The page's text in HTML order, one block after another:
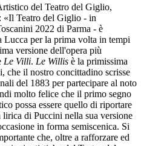
del Teatro del Giglio,
: «Il Teatro del Giglio - in
2022 di Parma - è
Lucca per la prima volta in tempi
versione dell'opera più
Le Villi. Le Willis è la primissima
che il nostro concittadino scrisse
del 1883 per partecipare al noto
molto felice che il primo segno
possa essere quello di riportare
di Puccini nella sua versione
in forma semiscenica. Si
che, oltre a rafforzare ed